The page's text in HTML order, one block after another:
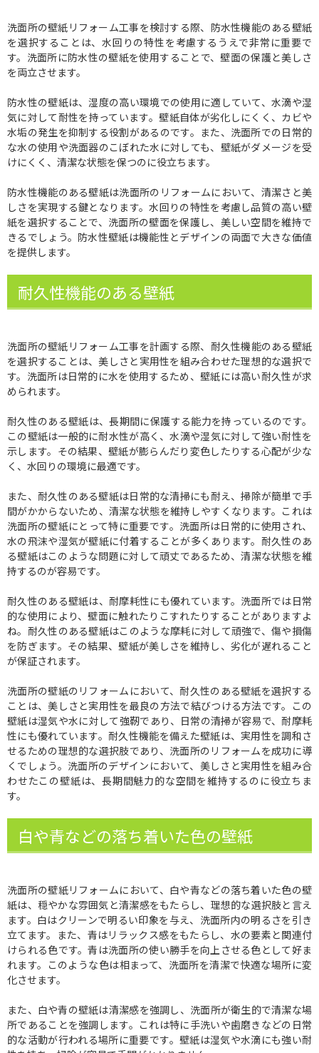
洗面所の壁紙リフォーム工事を検討する際、防水性機能のある壁紙
を選択することは、水回りの特性を考慮するうえで非常に重要で
す。洗面所に防水性の壁紙を使用することで、壁面の保護と美しさ
を両立させます。
防水性の壁紙は、湿度の高い環境での使用に適していて、水滴や湿
気に対して耐性を持っています。壁紙自体が劣化しにくく、カビや
水垢の発生を抑制する役割があるのです。また、洗面所での日常的
な水の使用や洗面器のこぼれた水に対しても、壁紙がダメージを受
けにくく、清潔な状態を保つのに役立ちます。
防水性機能のある壁紙は洗面所のリフォームにおいて、清潔さと美
しさを実現する鍵となります。水回りの特性を考慮し品質の高い壁
紙を選択することで、洗面所の壁面を保護し、美しい空間を維持で
きるでしょう。防水性壁紙は機能性とデザインの両面で大きな価値
を提供します。
耐久性機能のある壁紙
洗面所の壁紙リフォーム工事を計画する際、耐久性機能のある壁紙
を選択することは、美しさと実用性を組み合わせた理想的な選択で
す。洗面所は日常的に水を使用するため、壁紙には高い耐久性が求
められます。
耐久性のある壁紙は、長期間に保護する能力を持っているのです。
この壁紙は一般的に耐水性が高く、水滴や湿気に対して強い耐性を
示します。その結果、壁紙が膨らんだり変色したりする心配が少な
く、水回りの環境に最適です。
また、耐久性のある壁紙は日常的な清掃にも耐え、掃除が簡単で手
間がかからないため、清潔な状態を維持しやすくなります。これは
洗面所の壁紙にとって特に重要です。洗面所は日常的に使用され、
水の飛沫や湿気が壁紙に付着することが多くあります。耐久性のあ
る壁紙はこのような問題に対して頑丈であるため、清潔な状態を維
持するのが容易です。
耐久性のある壁紙は、耐摩耗性にも優れています。洗面所では日常
的な使用により、壁面に触れたりこすれたりすることがありますよ
ね。耐久性のある壁紙はこのような摩耗に対して頑強で、傷や損傷
を防ぎます。その結果、壁紙が美しさを維持し、劣化が遅れること
が保証されます。
洗面所の壁紙のリフォームにおいて、耐久性のある壁紙を選択する
ことは、美しさと実用性を最良の方法で結びつける方法です。この
壁紙は湿気や水に対して強靭であり、日常の清掃が容易で、耐摩耗
性にも優れています。耐久性機能を備えた壁紙は、実用性を調和さ
せるための理想的な選択肢であり、洗面所のリフォームを成功に導
くでしょう。洗面所のデザインにおいて、美しさと実用性を組み合
わせたこの壁紙は、長期間魅力的な空間を維持するのに役立ちま
す。
白や青などの落ち着いた色の壁紙
洗面所の壁紙リフォームにおいて、白や青などの落ち着いた色の壁
紙は、穏やかな雰囲気と清潔感をもたらし、理想的な選択肢と言え
ます。白はクリーンで明るい印象を与え、洗面所内の明るさを引き
立てます。また、青はリラックス感をもたらし、水の要素と関連付
けられる色です。青は洗面所の使い勝手を向上させる色として好ま
れます。このような色は相まって、洗面所を清潔で快適な場所に変
化させます。
また、白や青の壁紙は清潔感を強調し、洗面所が衛生的で清潔な場
所であることを強調します。これは特に手洗いや歯磨きなどの日常
的な活動が行われる場所に重要です。壁紙は湿気や水滴にも強い耐